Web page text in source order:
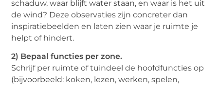
schaduw, waar blijft water staan, en waar is het uit
de wind? Deze observaties zijn concreter dan
inspiratiebeelden en laten zien waar je ruimte je
helpt of hindert.
2) Bepaal functies per zone.
Schrijf per ruimte of tuindeel de hoofdfuncties op
(bijvoorbeeld: koken, lezen, werken, spelen,